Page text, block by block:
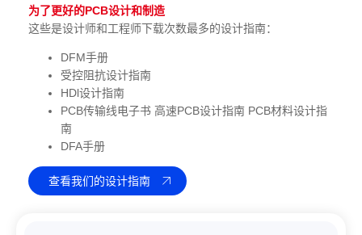
为了更好的PCB设计和制造
这些是设计师和工程师下载次数最多的设计指南：
DFM手册
受控阻抗设计指南
HDl设计指南
PCB传输线电子书 高速PCB设计指南 PCB材料设计指
南
DFA手册
查看我们的设计指南